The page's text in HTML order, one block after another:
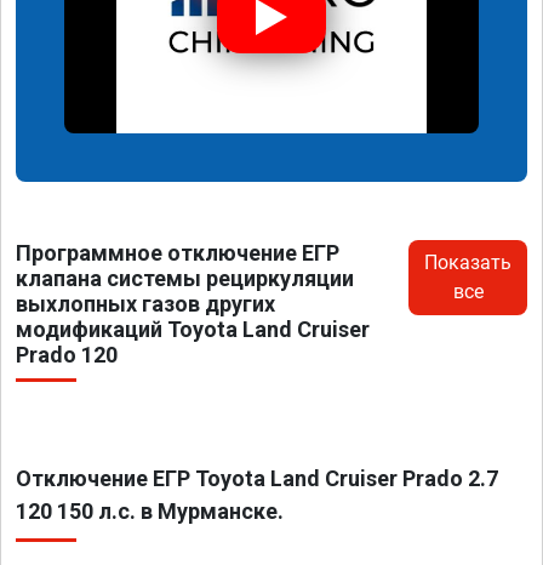
Программное отключение ЕГР
клапана системы рециркуляции
выхлопных газов других
модификаций Toyota Land Cruiser
Prado 120
Показать
все
Отключение ЕГР Toyota Land Cruiser Prado 2.7
120 150 л.с. в Мурманске.